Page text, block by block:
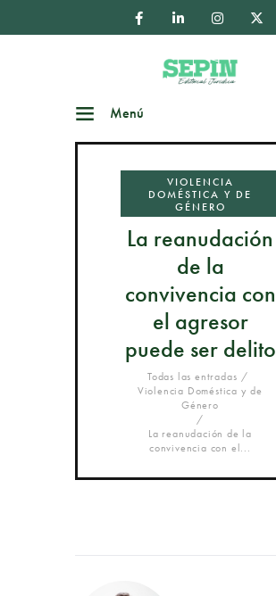
Menú
VIOLENCIA
DOMÉSTICA Y DE
GÉNERO
La reanudación
de la
convivencia con
el agresor
puede ser delito
Todas las entradas
Violencia Doméstica y de
Género
La reanudación de la
convivencia con el...